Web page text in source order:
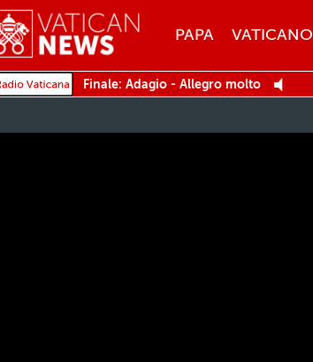
MENU
PAPA VATICANO
Finale: Adagio - Allegro molto